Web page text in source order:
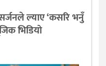
ल्याए ‘कसरि भनुँ
भिडियो